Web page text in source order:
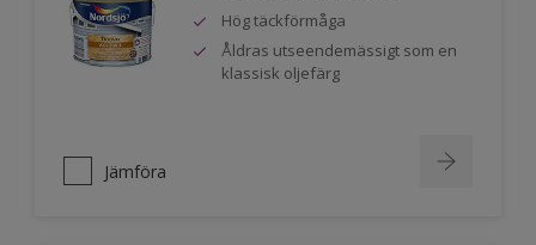
Hög täckförmåga
Åldras utseendemässigt som en
klassisk oljefärg
Jämföra